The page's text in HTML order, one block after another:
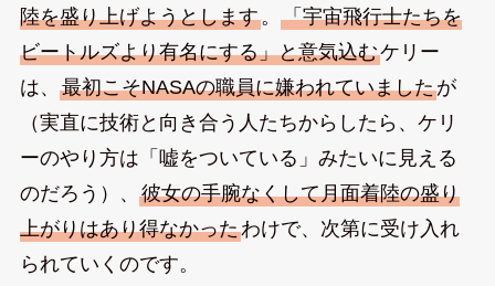
陸を盛り上げようとします。 「宇宙飛行士たちを
ビートルズより有名にする」と意気込むケリー
は、 最初こそNASAの職員に嫌われていましたが
（実直に技術と向き合う人たちからしたら、ケリ
ーのやり方は「嘘をついている」みたいに見える
のだろう）、 彼女の手腕なくして月面着陸の盛り
上がりはあり得なかったわけで、次第に受け入れ
られていくのです。